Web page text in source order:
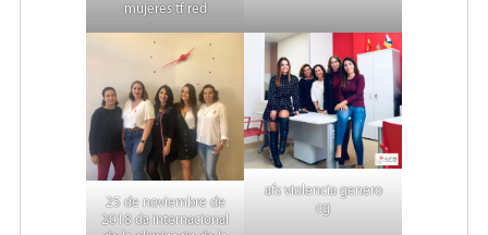
mujeres tf red
25 de noviembre de
2018 da internacional
afs violencia genero
cg